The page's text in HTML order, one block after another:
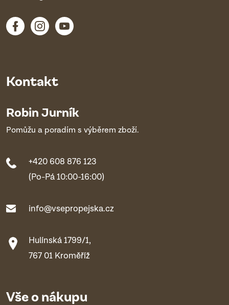
Kontakt
Robin Jurník
Pomůžu a poradím s výběrem zboží.
+420 608 876 123
(Po-Pá 10:00-16:00)
info@vsepropejska.cz
Hulínská 1799/1,
767 01 Kroměříž
Vše o nákupu